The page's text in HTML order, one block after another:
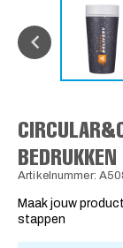
Artikelnummer:
Maak jouw
stappen